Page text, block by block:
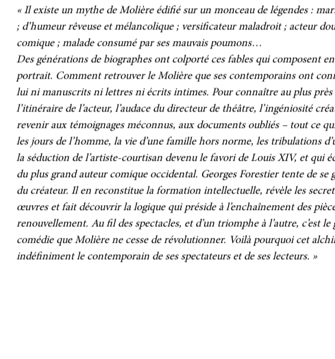
« Il existe un mythe de Molière édifié sur un monceau de légendes :
; d’humeur rêveuse et mélancolique ; versificateur maladroit ; acteur
comique ; malade consumé par ses mauvais poumons…
Des générations de biographes ont colporté ces fables qui composent
portrait. Comment retrouver le Molière que ses contemporains ont
lui ni manuscrits ni lettres ni écrits intimes. Pour connaître au plus près
l’itinéraire de l’acteur, l’audace du directeur de théâtre, l’ingéniosité
revenir aux témoignages méconnus, aux documents oubliés – tout ce
les jours de l’homme, la vie d’une famille hors norme, les tribulations
la séduction de l’artiste-courtisan devenu le favori de Louis XIV, et qui
du plus grand auteur comique occidental. Georges Forestier tente de se
du créateur. Il en reconstitue la formation intellectuelle, révèle les
œuvres et fait découvrir la logique qui préside à l’enchaînement des
renouvellement. Au fil des spectacles, et d’un triomphe à l’autre, c’est le
comédie que Molière ne cesse de révolutionner. Voilà pourquoi cet
indéfiniment le contemporain de ses spectateurs et de ses lecteurs. »